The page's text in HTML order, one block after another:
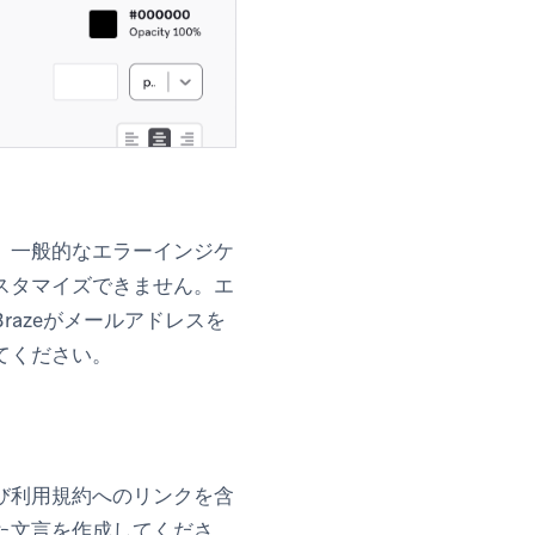
一般的なエラーインジケ
タマイズできません。エ
がメールアドレスを
ださい。
利用規約へのリンクを含